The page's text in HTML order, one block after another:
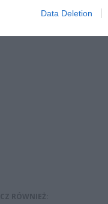
Data Deletion
RÓWNIEŻ: